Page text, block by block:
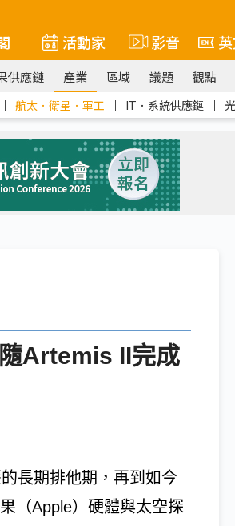
活動家 影音
供應鏈 產業 區域 議題 觀點
｜ 航太．衛星．軍工 ｜ IT．系統供應鏈 ｜
Artemis II完成
長期排他期，再到如今
（Apple）硬體與太空探